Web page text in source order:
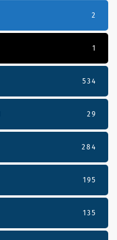
2
1
534
29
284
195
135